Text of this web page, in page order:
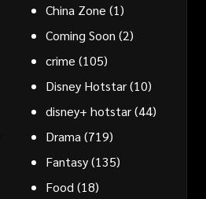
China Zone (1)
Coming Soon (2)
crime (105)
Disney Hotstar(10)
disney+ hotstar(44)
Drama (719)
Fantasy(135)
Food (18)